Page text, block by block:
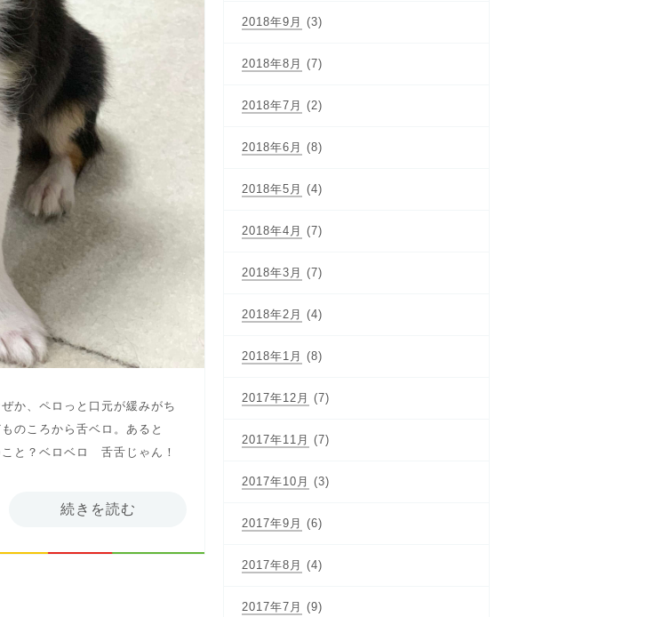
か、ペロっと口元が緩みがち
のころから舌ベロ。あると
と？ベロベロ 舌舌じゃん！
続きを読む
2018年9月 (3)
2018年8月 (7)
2018年7月 (2)
2018年6月 (8)
2018年5月 (4)
2018年4月 (7)
2018年3月 (7)
2018年2月 (4)
2018年1月 (8)
2017年12月 (7)
2017年11月 (7)
2017年10月 (3)
2017年9月 (6)
2017年8月 (4)
2017年7月 (9)